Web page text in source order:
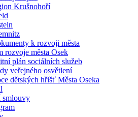
Krušnohoří
k rozvoji města
rozvoje města Osek
plán sociálních služeb
veřejného osvětlení
dětských hřišť Města Oseka
smlouvy